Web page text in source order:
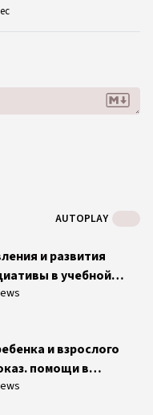
AUTOPLAY
и развития
в учебной
и взрослого
помощи в
трудностей
деятельностный